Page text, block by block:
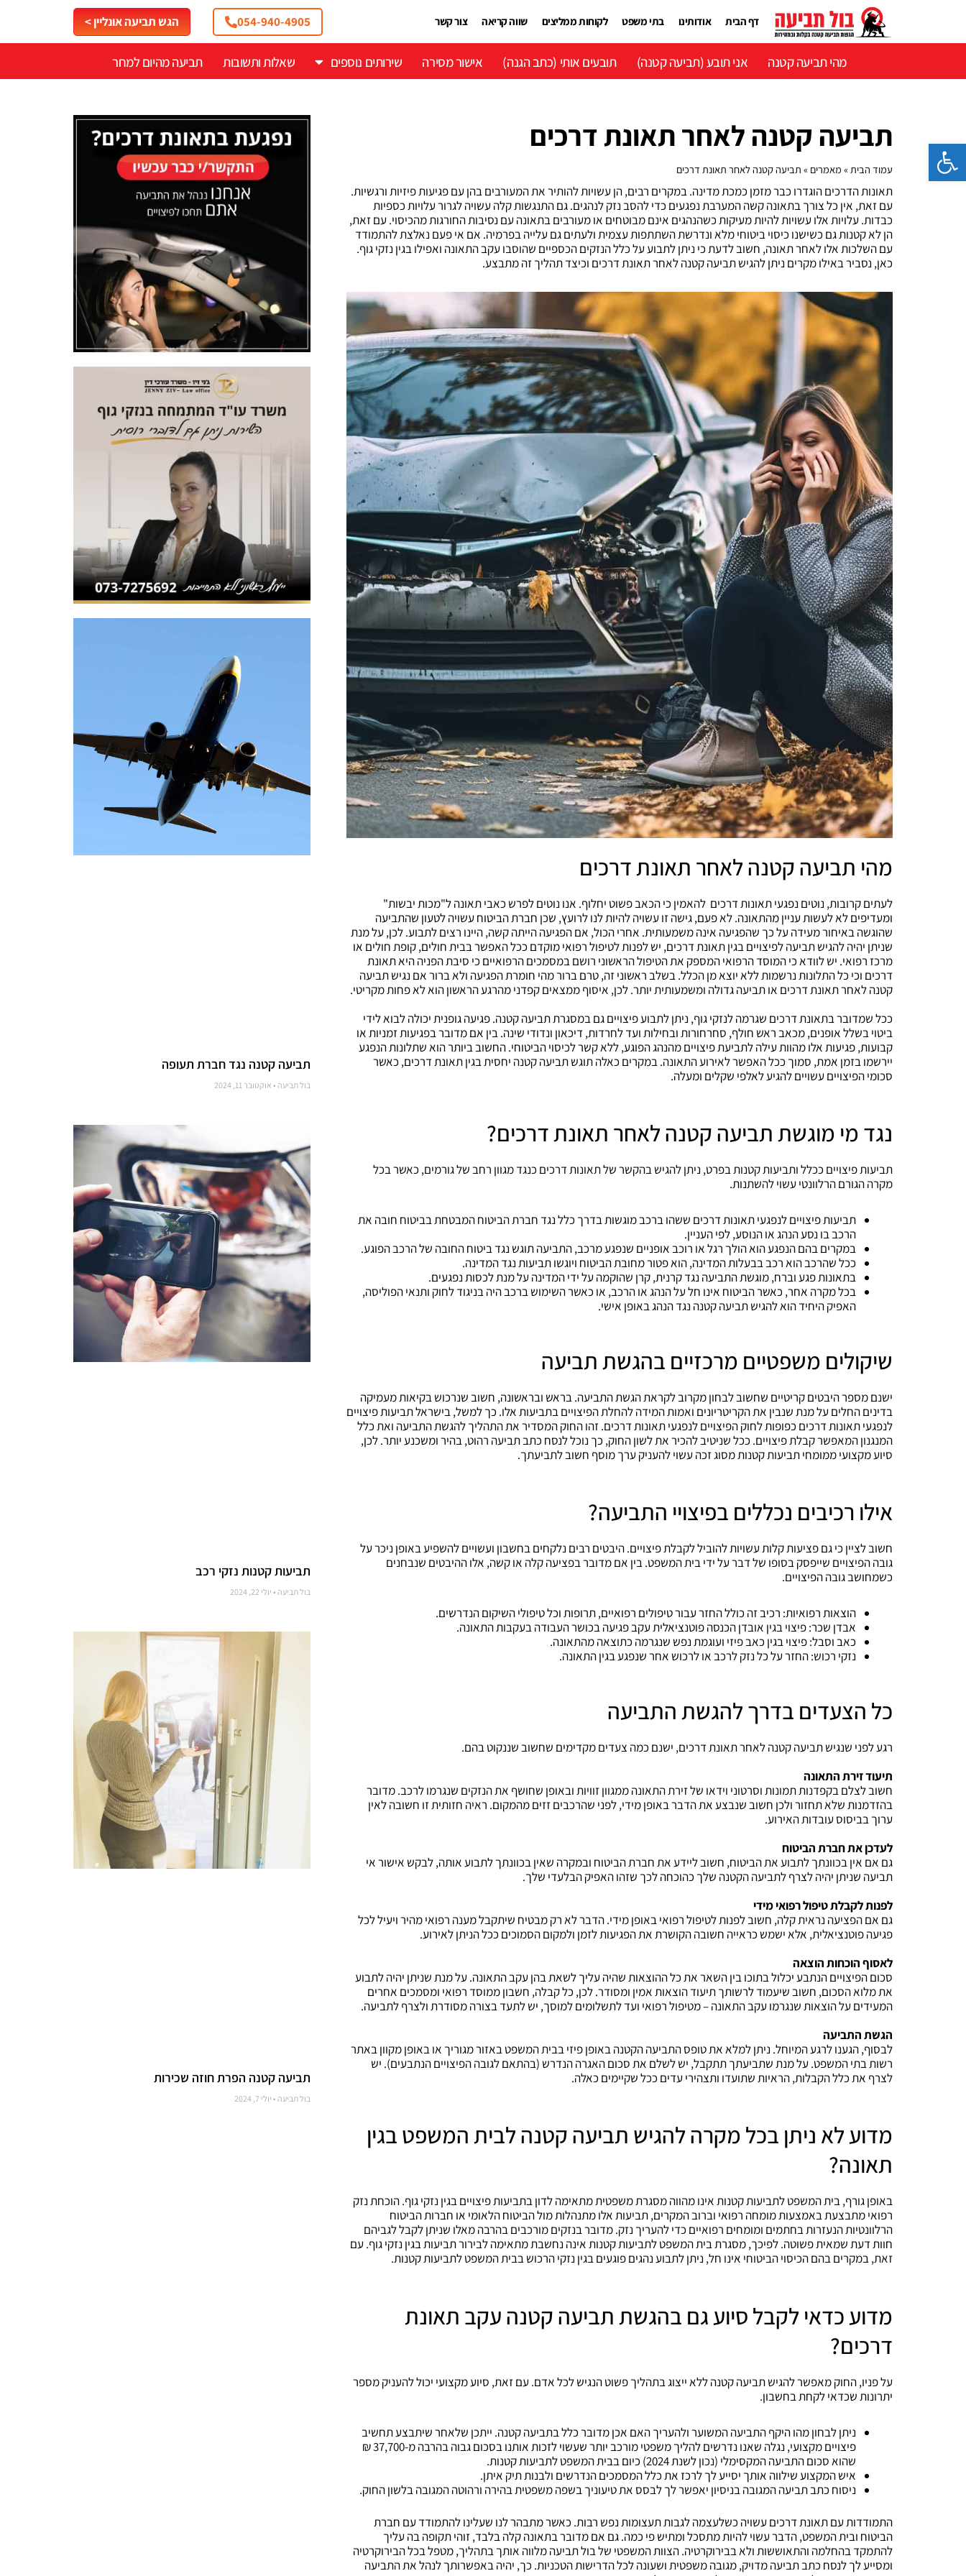
דף הבית אודותינו בתי משפט לקוחות ממליצים שווה קריאה צור קשר 054-940-4905 הגש תביעה אונליין >
מהי תביעה קטנה אני תובע (תביעה קטנה) תובעים אותי (כתב הגנה) אישור מסירה שירותים נוספים שאלות ותשובות תביעה מהיום למחר
תביעה קטנה לאחר תאונת דרכים
עמוד הבית» מאמרים » תביעה קטנה לאחר תאונת דרכים
תאונות הדרכים הוגדרו כבר מזמן כמכת מדינה. במקרים רבים, הן עשויות להותיר את המעורבים בהן עם פגיעות פיזיות ורגשיות.
עם זאת, אין כל צורך בתאונה קשה המערבת נפגעים כדי להסב נזק לנהגים. גם התנגשות קלה עשויה לגרור עלויות כספיות
כבדות. עלויות אלו עשויות להיות מעיקות כשהנהגים אינם מבוטחים או מעורבים בתאונה עם נסיבות החורגות מהכיסוי. עם זאת,
הן לא קטנות גם כשישנו כיסוי ביטוחי מלא ונדרשת השתתפות עצמית ולעתים גם עלייה בפרמיה. אם אי פעם נאלצת להתמודד
עם השלכות אלו לאחר תאונה, חשוב לדעת כי ניתן לתבוע על כלל הנזקים הכספיים שהוסבו עקב התאונה ואפילו בגין נזקי גוף.
כאן, נסביר באילו מקרים ניתן להגיש תביעה קטנה לאחר תאונת דרכים וכיצד תהליך זה מתבצע.
מהי תביעה קטנה לאחר תאונת דרכים
לעתים קרובות, נוטים נפגעי תאונות דרכים להאמין כי הכאב פשוט יחלוף. אנו נוטים לפרש כאבי תאונה ל"מכות יבשות"
ומעדיפים לא לעשות עניין מהתאונה. לא פעם, גישה זו עשויה להיות לנו לרועץ, שכן חברת הביטוח עשויה לטעון שהתביעה
שהוגשה באיחור מעידה על כך שהפגיעה אינה משמעותית. אחרי הכול, אם הפגיעה הייתה קשה, היינו רצים לתבוע. לכן, על מנת
שניתן יהיה להגיש תביעה לפיצויים בגין תאונת דרכים, יש לפנות לטיפול רפואי מוקדם ככל האפשר בבית חולים, קופת חולים או
מרכז רפואי. יש לוודא כי המוסד הרפואי המספק את הטיפול הראשוני רושם במסמכים הרפואיים כי סיבת הפניה היא תאונת
דרכים וכי כל התלונות נרשמות ללא יוצא מן הכלל. בשלב ראשוני זה, טרם ברור מהי חומרת הפגיעה ולא ברור אם נגיש תביעה
קטנה לאחר תאונת דרכים או תביעה גדולה ומשמעותית יותר. לכן, איסוף ממצאים קפדני מהרגע הראשון הוא לא פחות מקריטי.
ככל שמדובר בתאונת דרכים שגרמה לנזקי גוף, ניתן לתבוע פיצויים גם במסגרת תביעה קטנה. פגיעה גופנית יכולה לבוא לידי
ביטוי בשלל אופנים, מכאב ראש חולף, סחרחורות ובחילות ועד לחרדות, דיכאון ונדודי שינה. בין אם מדובר בפגיעות זמניות או
קבועות, פגיעות אלו מהוות עילה לתביעת פיצויים מהנהג הפוגע, ללא קשר לכיסוי הביטוחי. החשוב ביותר הוא שתלונות הנפגע
יירשמו בזמן אמת, סמוך ככל האפשר לאירוע התאונה. במקרים כאלה תוגש תביעה קטנה יחסית בגין תאונת דרכים, כאשר
סכומי הפיצויים עשויים להגיע לאלפי שקלים ומעלה.
נגד מי מוגשת תביעה קטנה לאחר תאונת דרכים?
תביעות פיצויים ככלל ותביעות קטנות בפרט, ניתן להגיש בהקשר של תאונות דרכים כנגד מגוון רחב של גורמים, כאשר בכל
מקרה הגורם הרלוונטי עשוי להשתנות.
תביעות פיצויים לנפגעי תאונות דרכים ששהו ברכב מוגשות בדרך כלל נגד חברת הביטוח המבטחת בביטוח חובה את
הרכב בו נסע הנהג או הנוסע, לפי העניין.
במקרים בהם הנפגע הוא הולך רגל או רוכב אופניים שנפגע מרכב, התביעה תוגש נגד ביטוח החובה של הרכב הפוגע.
ככל שהרכב הוא רכב בבעלות המדינה, הוא פטור מחובת הביטוח ויוגשו תביעות נגד המדינה.
בתאונות פגע וברח, מוגשת התביעה נגד קרנית, קרן שהוקמה על ידי המדינה על מנת לכסות נפגעים.
בכל מקרה אחר, כאשר הביטוח אינו חל על הנהג או הרכב, או כאשר השימוש ברכב היה בניגוד לחוק ותנאי הפוליסה,
האפיק היחיד הוא להגיש תביעה קטנה נגד הנהג באופן אישי.
שיקולים משפטיים מרכזיים בהגשת תביעה
ישנם מספר היבטים קריטיים שחשוב לבחון מקרוב לקראת הגשת התביעה. בראש ובראשונה, חשוב שנרכוש בקיאות מעמיקה
בדינים החלים על מנת שנבין את הקריטריונים ואמות המידה להחלת הפיצויים בתביעות אלו. כך למשל, בישראל תביעות פיצויים
לנפגעי תאונות דרכים כפופות לחוק הפיצויים לנפגעי תאונות דרכים. זהו החוק המסדיר את התהליך להגשת התביעה ואת כלל
המנגנון המאפשר קבלת פיצויים. ככל שניטיב להכיר את לשון החוק, כך נוכל לנסח כתב תביעה רהוט, בהיר ומשכנע יותר. לכן,
סיוע מקצועי ממומחי תביעות קטנות מסוג זכה עשוי להעניק ערך מוסף חשוב לתביעתך.
אילו רכיבים נכללים בפיצויי התביעה?
חשוב לציין כי גם פציעות קלות עשויות להוביל לקבלת פיצויים. היבטים רבים נלקחים בחשבון ועשויים להשפיע באופן ניכר על
גובה הפיצויים שייפסק בסופו של דבר על ידי בית המשפט. בין אם מדובר בפציעה קלה או קשה, אלו ההיבטים שנבחנים
כשמחושב גובה הפיצויים.
הוצאות רפואיות: רכיב זה כולל החזר עבור טיפולים רפואיים, תרופות וכל טיפולי השיקום הנדרשים.
אבדן שכר: פיצוי בגין אובדן הכנסה פוטנציאלית עקב פגיעה בכושר העבודה בעקבות התאונה.
כאב וסבל: פיצוי בגין כאב פיזי ועוגמת נפש שנגרמה כתוצאה מהתאונה.
נזקי רכוש: החזר על כל נזק לרכב או לרכוש אחר שנפגע בגין התאונה.
כל הצעדים בדרך להגשת התביעה
רגע לפני שנגיש תביעה קטנה לאחר תאונת דרכים, ישנם כמה צעדים מקדימים שחשוב שננקוט בהם.
תיעוד זירת התאונה
חשוב לצלם בקפדנות תמונות וסרטוני וידאו של זירת התאונה ממגוון זוויות ובאופן שחושף את הנזקים שנגרמו לרכב. מדובר
בהזדמנות שלא תחזור ולכן חשוב שנבצע את הדבר באופן מידי, לפני שהרכבים זזים מהמקום. ראיה חזותית זו חשובה לאין
ערוך בביסוס עובדות האירוע.
לעדכן את חברת הביטוח
גם אם אין בכוונתך לתבוע את הביטוח, חשוב ליידע את חברת הביטוח ובמקרה שאין בכוונתך לתבוע אותה, לבקש אישור אי
תביעה שניתן יהיה לצרף לתביעה הקטנה שלך כהוכחה לכך שזהו האפיק הבלעדי שלך.
לפנות לקבלת טיפול רפואי מידי
גם אם הפציעה נראית קלה, חשוב לפנות לטיפול רפואי באופן מידי. הדבר לא רק מבטיח שיתקבל מענה רפואי מהיר ויעיל לכל
פגיעה פוטנציאלית, אלא ישמש כראייה חשובה הקושרת את הפגיעות לזמן ולמקום הסמוכים ככל הניתן לאירוע.
לאסוף הוכחות הוצאה
סכום הפיצויים הנתבע יכלול בתוכו בין השאר את כל ההוצאות שהיה עליך לשאת בהן עקב התאונה. על מנת שניתן יהיה לתבוע
את מלוא הסכום, חשוב שיעמוד לרשותך תיעוד הוצאות אמין ומסודר. לכן, כל קבלה, חשבון ממוסד רפואי ומסמכים אחרים
המעידים על הוצאות שנגרמו עקב התאונה – מטיפול רפואי ועד לתשלומים למוסך, יש לתעד בצורה מסודרת ולצרף לתביעה.
הגשת התביעה
לבסוף, הגענו לרגע המיוחל. ניתן למלא את טופס התביעה הקטנה באופן פיזי בבית המשפט באזור מגוריך או באופן מקוון באתר
רשות בתי המשפט. על מנת שתביעתך תתקבל, יש לשלם את סכום האגרה הנדרש (בהתאם לגובה הפיצויים הנתבעים). יש
לצרף את כלל הקבלות, הראיות שתועדו ותצהירי עדים ככל שקיימים כאלה.
מדוע לא ניתן בכל מקרה להגיש תביעה קטנה לבית המשפט בגין
תאונה?
באופן גורף, בית המשפט לתביעות קטנות אינו מהווה מסגרת משפטית מתאימה לדון בתביעות פיצויים בגין נזקי גוף. הוכחת נזק
רפואי מתבצעת באמצעות מומחה רפואי וברוב המקרים, תביעות אלו מתנהלות מול הביטוח הלאומי או חברות הביטוח
הרלוונטיות הנעזרות בחתמים ומומחים רפואיים כדי להעריך נזק. מדובר בנזקים מורכבים בהרבה מאלו שניתן לקבל לגביהם
חוות דעת שמאית פשוטה. לפיכך, מסגרת בית המשפט לתביעות קטנות אינה נחשבת מתאימה לבירור תביעות בגין נזקי גוף. עם
זאת, במקרים בהם הכיסוי הביטוחי אינו חל, ניתן לתבוע נהגים פוגעים בגין נזקי הרכוש בבית המשפט לתביעות קטנות.
מדוע כדאי לקבל סיוע גם בהגשת תביעה קטנה עקב תאונת
דרכים?
על פניו, החוק מאפשר להגיש תביעה קטנה ללא ייצוג בתהליך פשוט הנגיש לכל אדם. עם זאת, סיוע מקצועי יכול להעניק מספר
יתרונות שכדאי לקחת בחשבון.
ניתן לבחון מהו היקף התביעה המשוער ולהעריך האם אכן מדובר כלל בתביעה קטנה. ייתכן שלאחר שיתבצע תחשיב
פיצויים מקצועי, נגלה שאנו נדרשים להליך משפטי מורכב יותר שעשוי לזכות אותנו בסכום גבוה בהרבה מ-37,700 ₪
שהוא סכום התביעה המקסימלי (נכון לשנת 2024) כיום בבית המשפט לתביעות קטנות.
איש המקצוע שילווה אותך יסייע לך לרכז את כלל המסמכים הנדרשים ולבנות תיק איתן.
ניסוח כתב תביעה המגובה בניסיון יאפשר לך לבסס את טיעוניך בשפה משפטית בהירה ורהוטה המגובה בלשון החוק.
התמודדות עם תאונת דרכים עשויה כשלעצמה לגבות תעצומות נפש רבות. כאשר מתבהר לנו שעלינו להתמודד עם חברת
הביטוח ובית המשפט, הדבר עשוי להיות מתסכל ומתיש פי כמה. גם אם מדובר בתאונה קלה בלבד, זוהי תקופה בה עליך
להתמקד בהחלמה והתאוששות ולא בבירוקרטיה. הצוות המשפטי של בול תביעה מלווה אותך בתהליך, מטפל בכל הבירוקרטיה
ומסייע לך לנסח כתב תביעה מדויק, מגובה משפטית ושעונה לכל הדרישות הטכניות. כך, יהיה באפשרותך לנהל את התביעה
תביעה קטנה נגד חברת תעופה
בול תביעה אוקטובר 11, 2024
תביעות קטנות נזקי רכב
בול תביעה יולי 22, 2024
תביעה קטנה הפרת חוזה שכירות
בול תביעה יולי 7, 2024
פתח סרגל נגישות